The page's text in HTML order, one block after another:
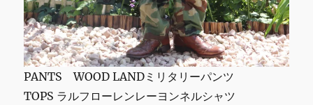
PANTS WOOD LANDミリタリーパンツ
TOPS ラルフローレンレーヨンネルシャツ